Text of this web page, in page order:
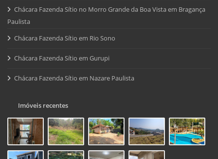
Chácara Fazenda Sítio no Morro Grande da Boa Vista em Bragança
Paulista
Chácara Fazenda Sítio em Rio Sono
Chácara Fazenda Sítio em Gurupi
Chácara Fazenda Sítio em Nazare Paulista
Imóveis recentes